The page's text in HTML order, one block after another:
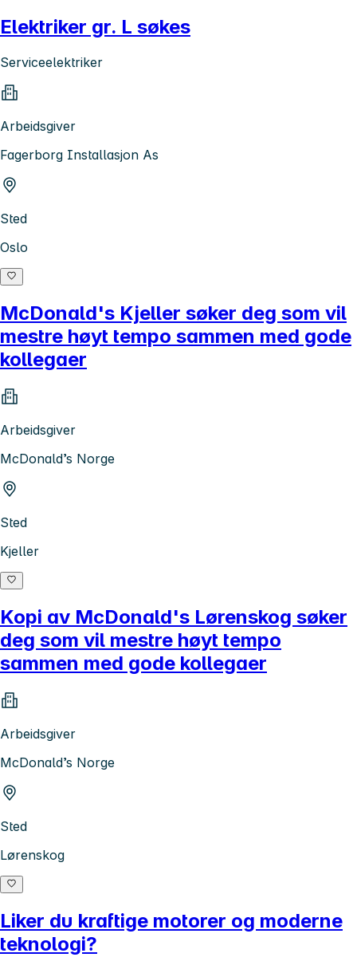
Elektriker gr. L søkes
Serviceelektriker
Arbeidsgiver
Fagerborg Installasjon As
Sted
Oslo
McDonald's Kjeller søker deg som vil
mestre høyt tempo sammen med gode
kollegaer
Arbeidsgiver
McDonald’s Norge
Sted
Kjeller
Kopi av McDonald's Lørenskog søker
deg som vil mestre høyt tempo
sammen med gode kollegaer
Arbeidsgiver
McDonald’s Norge
Sted
Lørenskog
Liker du kraftige motorer og moderne
teknologi?